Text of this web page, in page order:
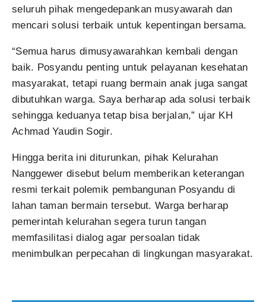
seluruh pihak mengedepankan musyawarah dan
mencari solusi terbaik untuk kepentingan bersama.
“Semua harus dimusyawarahkan kembali dengan
baik. Posyandu penting untuk pelayanan kesehatan
masyarakat, tetapi ruang bermain anak juga sangat
dibutuhkan warga. Saya berharap ada solusi terbaik
sehingga keduanya tetap bisa berjalan,” ujar KH
Achmad Yaudin Sogir.
Hingga berita ini diturunkan, pihak Kelurahan
Nanggewer disebut belum memberikan keterangan
resmi terkait polemik pembangunan Posyandu di
lahan taman bermain tersebut. Warga berharap
pemerintah kelurahan segera turun tangan
memfasilitasi dialog agar persoalan tidak
menimbulkan perpecahan di lingkungan masyarakat.